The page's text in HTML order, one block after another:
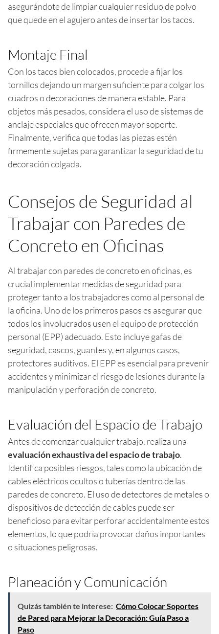
asegurándote de limpiar cualquier residuo de polvo
que quede en el agujero antes de insertar los tacos.
Montaje Final
Con los tacos bien colocados, procede a fijar los
tornillos dejando un margen suficiente para colgar los
cuadros o decoraciones de manera estable. Para
objetos más pesados, considera el uso de sistemas de
anclaje especiales que ofrecen mayor soporte.
Finalmente, verifica que todas las piezas estén
firmemente sujetas para garantizar la seguridad de tu
decoración colgada.
Consejos de Seguridad al
Trabajar con Paredes de
Concreto en Oficinas
Al trabajar con paredes de concreto en oficinas, es
crucial implementar medidas de seguridad para
proteger tanto a los trabajadores como al personal de
la oficina. Uno de los primeros pasos es asegurar que
todos los involucrados usen el equipo de protección
personal (EPP) adecuado. Esto incluye gafas de
seguridad, cascos, guantes y, en algunos casos,
protectores auditivos. El EPP es esencial para prevenir
accidentes y minimizar el riesgo de lesiones durante la
manipulación y perforación de concreto.
Evaluación del Espacio de Trabajo
Antes de comenzar cualquier trabajo, realiza una
evaluación exhaustiva del espacio de trabajo.
Identifica posibles riesgos, tales como la ubicación de
cables eléctricos ocultos o tuberías dentro de las
paredes de concreto. El uso de detectores de metales o
dispositivos de detección de cables puede ser
beneficioso para evitar perforar accidentalmente estos
elementos, lo que podría provocar daños importantes
o situaciones peligrosas.
Planeación y Comunicación
Quizás también te interese: Cómo Colocar Soportes
de Pared para Mejorar la Decoración: Guía Paso a
Paso